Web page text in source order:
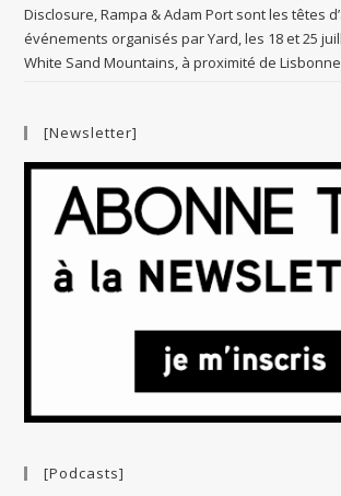
Disclosure, Rampa & Adam Port sont les têtes
événements organisés par Yard, les 18 et 25
White Sand Mountains, à proximité de Lisbonne
[Newsletter]
[Podcasts]